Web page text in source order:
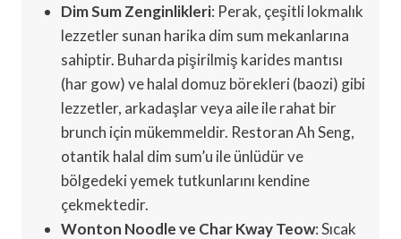
Dim Sum Zenginlikleri: Perak, çeşitli lokmalık
lezzetler sunan harika dim sum mekanlarına
sahiptir. Buharda pişirilmiş karides mantısı
(har gow) ve halal domuz börekleri (baozi) gibi
lezzetler, arkadaşlar veya aile ile rahat bir
brunch için mükemmeldir. Restoran Ah Seng,
otantik halal dim sum’u ile ünlüdür ve
bölgedeki yemek tutkunlarını kendine
çekmektedir.
Wonton Noodle ve Char Kway Teow: Sıcak